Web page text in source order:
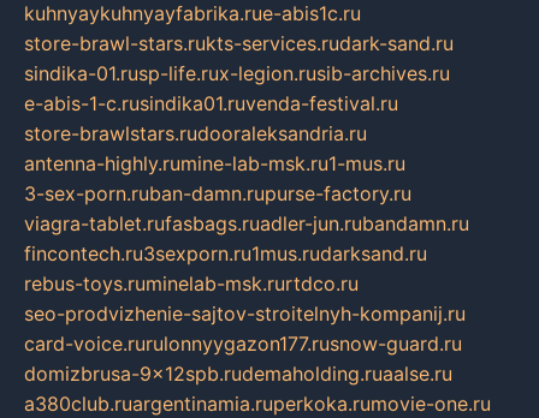
kuhnyaykuhnyayfabrika.rue-abis1c.ru
store-brawl-stars.rukts-services.rudark-sand.ru
sindika-01.rusp-life.rux-legion.rusib-archives.ru
e-abis-1-c.rusindika01.ruvenda-festival.ru
store-brawlstars.rudooraleksandria.ru
antenna-highly.rumine-lab-msk.ru1-mus.ru
3-sex-porn.ruban-damn.rupurse-factory.ru
viagra-tablet.rufasbags.ruadler-jun.rubandamn.ru
fincontech.ru3sexporn.ru1mus.rudarksand.ru
rebus-toys.ruminelab-msk.rurtdco.ru
seo-prodvizhenie-sajtov-stroitelnyh-kompanij.ru
card-voice.rurulonnyygazon177.rusnow-guard.ru
domizbrusa-9x12spb.rudemaholding.ruaalse.ru
a380club.ruargentinamia.ruperkoka.rumovie-one.ru